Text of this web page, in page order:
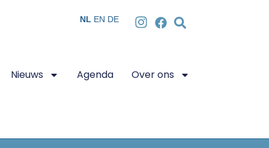
NL EN DE
Nieuws Agenda Over ons